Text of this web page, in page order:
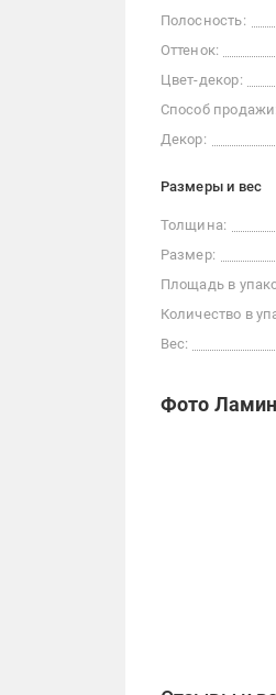
Полосность:
Оттенок:
Цвет-декор:
Способ продажи:
Декор:
Размеры и вес
Толщина:
Размер:
Площадь в
Количество в
Вес:
Фото